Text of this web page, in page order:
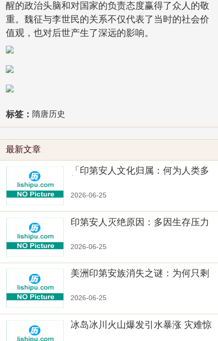
醒的政治头脑和对国家的负责态度赢得了众人的敬
重。魏征与李世民的关系不仅代表了当时的社会价
值观，也对后世产生了深远的影响。
标签： 隋唐历史
最新文章
「印第安人文化归属：何为人类多
2026-06-25
印第安人灭绝原因：多因生存压力
2026-06-25
美洲印第安族消失之谜：为何只剩
2026-06-25
冰岛冰川火山爆发引水暴涨 灾难惊